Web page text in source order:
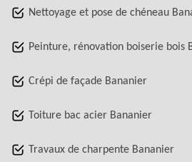
Nettoyage et pose de chéneau
Peinture, rénovation boiserie bois
Crépi de façade Bananier
Toiture bac acier Bananier
Travaux de charpente Bananier